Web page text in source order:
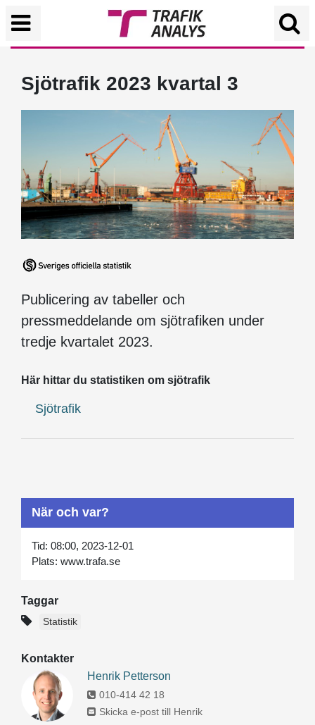
Sjötrafik 2023 kvartal 3
Publicering av tabeller och
pressmeddelande om sjötrafiken under
tredje kvartalet 2023.
Här hittar du statistiken om sjötrafik
Sjötrafik
När och var?
Tid: 08:00, 2023-12-01
Plats: www.trafa.se
Taggar
Statistik
Kontakter
Henrik Petterson
010-414 42 18
Skicka e-post till Henrik